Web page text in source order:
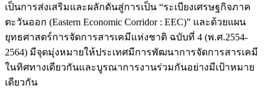
เป็นการส่งเสริมและผลักดันสู่การเป็น “ระเบียงเศรษฐกิจภาค
ตะวันออก (Eastern Economic Corridor : EEC)” และด้วยแผน
ยุทธศาสตร์การจัดการสารเคมีแห่งชาติ ฉบับที่ 4 (พ.ศ.2554-
2564) มีจุดมุ่งหมายให้ประเทศมีการพัฒนาการจัดการสารเคมี
ในทิศทางเดียวกันและบูรณาการงานร่วมกันอย่างมีเป้าหมาย
เดียวกัน